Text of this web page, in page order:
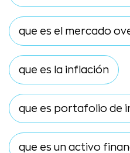
que es el mercado
que es la inflación
que es portafolio de
que es un activo